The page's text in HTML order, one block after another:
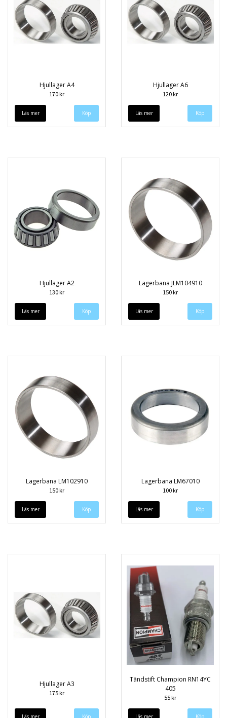
Hjullager A4
170 kr
Läs mer
Hjullager A6
120 kr
Läs mer
Hjullager A2
130 kr
Läs mer
Lagerbana JLM104910
150 kr
Läs mer
Lagerbana LM102910
150 kr
Läs mer
Lagerbana LM67010
100 kr
Läs mer
Hjullager A3
175 kr
Läs mer
Tändstift Champion RN14YC
405
55 kr
Läs mer